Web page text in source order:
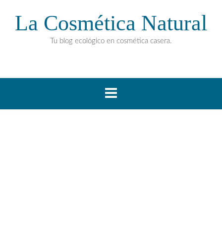
La Cosmética Natural
Tu blog ecológico en cosmética casera.